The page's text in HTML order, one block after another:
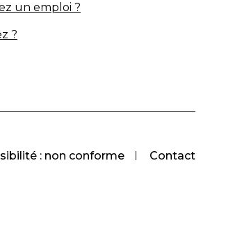
un emploi ?
?
: non conforme Contact